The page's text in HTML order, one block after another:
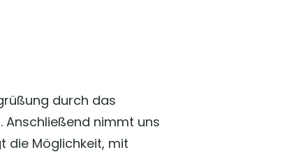
durch das
Anschließend nimmt uns
die Möglichkeit, mit